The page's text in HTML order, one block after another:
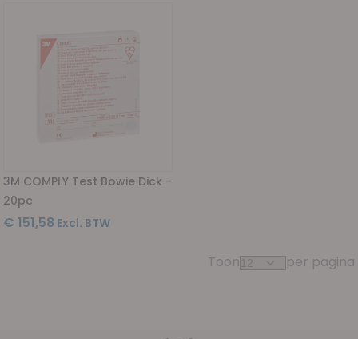
3M COMPLY Test Bowie Dick -
20pc
€ 151,58
Toon per pagina